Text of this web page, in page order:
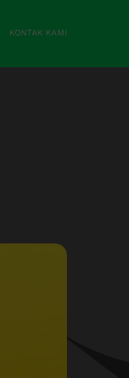
KONTAK KAMI